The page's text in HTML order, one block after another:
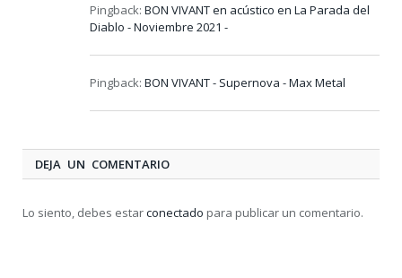
Pingback: BON VIVANT en acústico en La Parada del
Diablo - Noviembre 2021 -
Pingback: BON VIVANT - Supernova - Max Metal
DEJA UN COMENTARIO
Lo siento, debes estarconectado para publicar un comentario.